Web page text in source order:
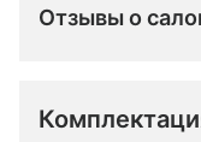
Отзывы о